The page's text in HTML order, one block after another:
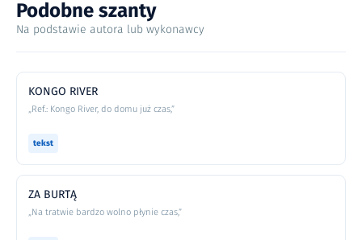
Podobne szanty
Na podstawie autora lub wykonawcy
KONGO RIVER
„Ref.: Kongo River, do domu już czas,”
tekst
ZA BURTĄ
„Na tratwie bardzo wolno płynie czas,”